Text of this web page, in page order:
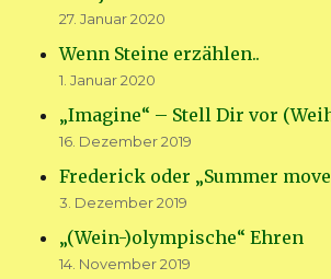
27. Januar 2020
Wenn Steine erzählen..
1. Januar 2020
„Imagine“ – Stell Dir vor
16. Dezember 2019
Frederick oder „Summer
3. Dezember 2019
„(Wein-)olympische“ Ehren
14. November 2019